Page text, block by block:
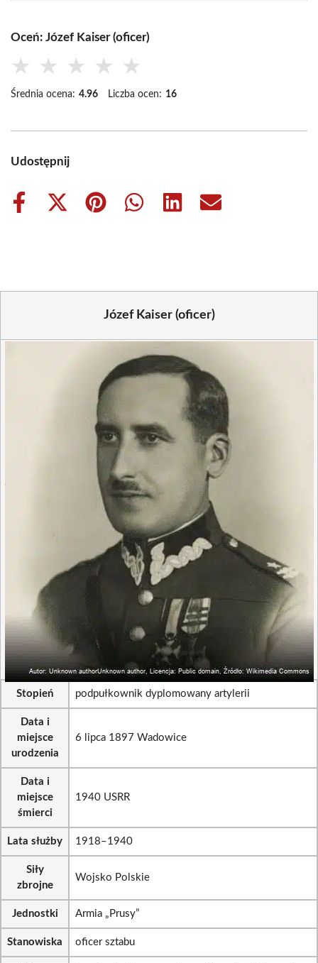
Oceń: Józef Kaiser (oficer)
★ ★ ★ ★ ★
Średnia ocena: 4.96 Liczba ocen: 16
Udostępnij
Share
Share
Share
Share
Share
Share
Józef Kaiser (oficer)
Stopień podpułkownik dyplomowany artylerii
Data i
miejsce
urodzenia
6 lipca 1897 Wadowice
Data i
miejsce
śmierci
1940 USRR
Lata służby 1918–1940
Siły
zbrojne
Wojsko Polskie
Jednostki Armia „Prusy”
Stanowiska oficer sztabu